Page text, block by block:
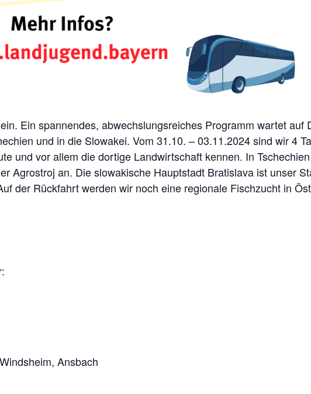
Ein spannendes, abwechslungsreiches Programm wartet auf
und in die Slowakei. Vom 31.10. – 03.11.2024 sind wir 4
und vor allem die dortige Landwirtschaft kennen. In
Agrostroj an. Die slowakische Hauptstadt Bratislava ist unser
der Rückfahrt werden wir noch eine regionale Fischzucht in
Ansbach